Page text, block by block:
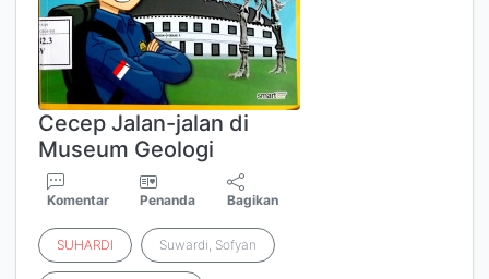
Cecep Jalan-jalan di
Museum Geologi
Komentar Penanda Bagikan
SUHARDI Suwardi, Sofyan